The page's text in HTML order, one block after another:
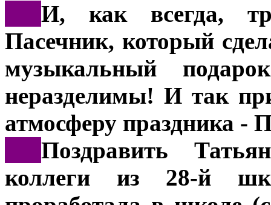
И, как всегда,
Пасечник, который
музыкальный
неразделимы! И так
атмосферу праздника
Поздравить
коллеги из 28-й